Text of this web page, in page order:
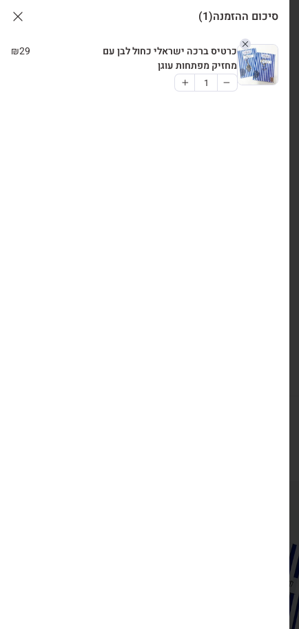
סיכום ההזמנה(1)
כרטיס ברכה ישראלי כחול לבן עם
מחזיק מפתחות עוגן
₪29